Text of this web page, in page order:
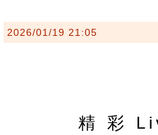
2026/01/19 21:05
精 彩